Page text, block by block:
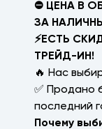
⛔ ЦЕНА В
ЗА
⚡ЕСТЬ
ТРЕЙД-ИН!
🔥 Нас
✅ Продано
последний
Почему